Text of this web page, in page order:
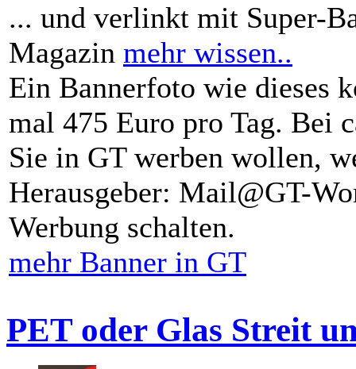
... und verlinkt mit Super-
Magazin mehr wissen..
Ein Bannerfoto wie dieses
mal 475 Euro pro Tag. Bei
Sie in GT werben wollen,
Herausgeber: Mail@GT-
Werbung schalten.
mehr Banner in GT
PET oder Glas Streit